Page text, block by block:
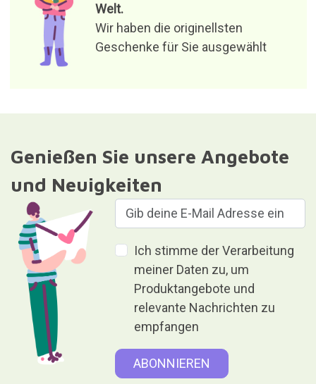
Welt.
Wir haben die originellsten
Geschenke für Sie ausgewählt
Genießen Sie unsere Angebote
und Neuigkeiten
Ich stimme der Verarbeitung
meiner Daten zu, um
Produktangebote und
relevante Nachrichten zu
empfangen